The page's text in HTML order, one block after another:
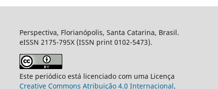
Perspectiva, Florianópolis, Santa Catarina, Brasil.
eISSN 2175-795X (ISSN print 0102-5473).
Este periódico está licenciado com uma Licença
Creative Commons Atribuição 4.0 Internacional.